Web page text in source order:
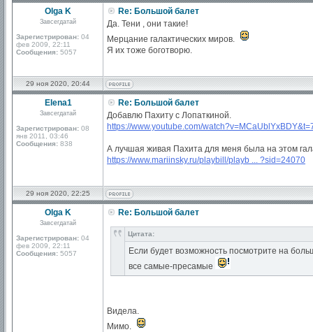
Olga K
Завсегдатай
Зарегистрирован: 04
фев 2009, 22:11
Сообщения: 5057
Re: Большой балет
Да. Тени , они такие!
Мерцание галактических миров.
Я их тоже боготворю.
29 ноя 2020, 20:44
Elena1
Завсегдатай
Зарегистрирован: 08
янв 2011, 03:46
Сообщения: 838
Re: Большой балет
Добавлю Пахиту с Лопаткиной.
https://www.youtube.com/
А лучшая живая Пахита для меня была на этом
https://www.mariinsky.ru/playbill/playb ... ?sid=24070
29 ноя 2020, 22:25
Olga K
Завсегдатай
Зарегистрирован: 04
фев 2009, 22:11
Сообщения: 5057
Re: Большой балет
Цитата:
Если будет возможность посмотрите на
все самые-пресамые
Видела.
Мимо.